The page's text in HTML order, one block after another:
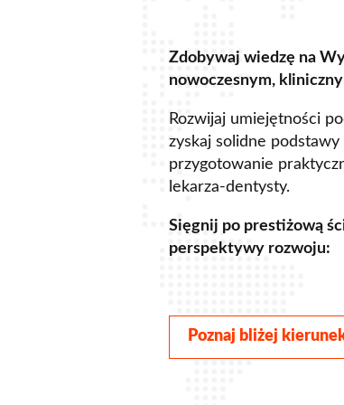
Zdobywaj wiedzę na
nowoczesnym,
Rozwijaj umiejętności
zyskaj solidne
przygotowanie
lekarza-dentysty.
Sięgnij po prestiżową
perspektywy rozwoju:
Poznaj bliżej